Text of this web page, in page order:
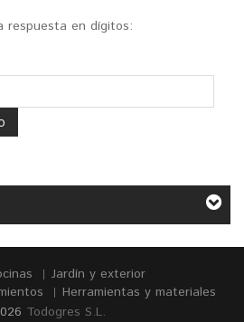
respuesta en dígitos:
Jardín y exterior
Herramientas y materiales
Todogres S.L.